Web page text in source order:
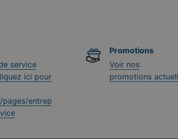
service
ici pour
/pages/entrep
Promotions
Voir nos
promotions